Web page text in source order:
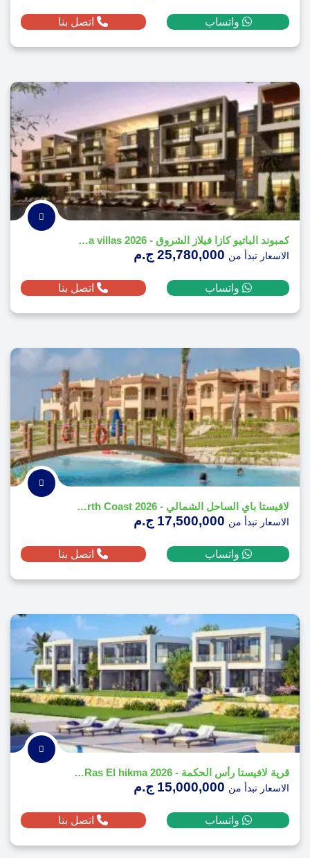
واتساب اتصل بنا
كمبوند الباتيو كازا فيلاز الشروق - 2026 patio casa villas
الاسعار تبدأ من
واتساب اتصل بنا
لافيستا باي الساحل الشمالي - 2026 La vista Bay North Coast
الاسعار تبدأ من
واتساب اتصل بنا
قرية لافيستا رأس الحكمة - 2026 La Vista Ras El hikma
الاسعار تبدأ من
واتساب اتصل بنا